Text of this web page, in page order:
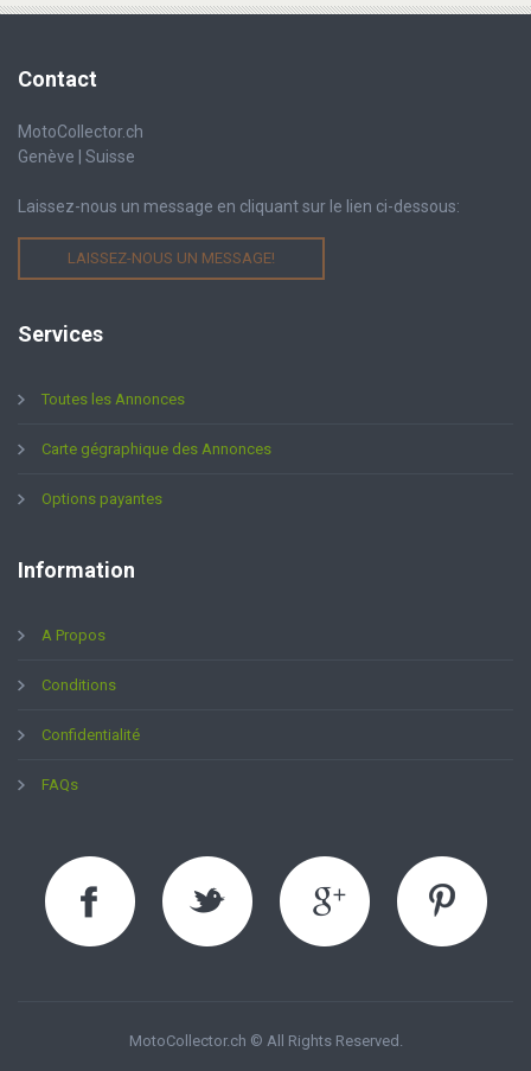
Contact
MotoCollector.ch
Genève | Suisse
Laissez-nous un message en cliquant sur le lien ci-dessous:
LAISSEZ-NOUS UN MESSAGE!
Services
Toutes les Annonces
Carte gégraphique des Annonces
Options payantes
Information
A Propos
Conditions
Confidentialité
FAQs
MotoCollector.ch © All Rights Reserved.